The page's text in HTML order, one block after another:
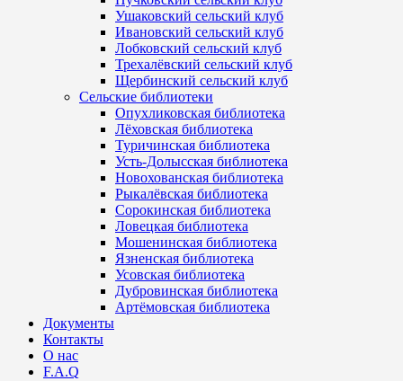
Ушаковский сельский клуб
Ивановский сельский клуб
Лобковский сельский клуб
Трехалёвский сельский клуб
Щербинский сельский клуб
Сельские библиотеки
Опухликовская библиотека
Лёховская библиотека
Туричинская библиотека
Усть-Долысская библиотека
Новохованская библиотека
Рыкалёвская библиотека
Сорокинская библиотека
Ловецкая библиотека
Мошенинская библиотека
Язненская библиотека
Усовская библиотека
Дубровинская библиотека
Артёмовская библиотека
Документы
Контакты
О нас
F.A.Q